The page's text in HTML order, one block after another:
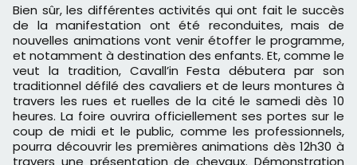
Bien sûr, les différentes activités qui ont fait le succès
de la manifestation ont été reconduites, mais de
nouvelles animations vont venir étoffer le programme,
et notamment à destination des enfants. Et, comme le
veut la tradition, Cavall’in Festa débutera par son
traditionnel défilé des cavaliers et de leurs montures à
travers les rues et ruelles de la cité le samedi dès 10
heures. La foire ouvrira officiellement ses portes sur le
coup de midi et le public, comme les professionnels,
pourra découvrir les premières animations dès 12h30 à
travers une présentation de chevaux. Démonstration